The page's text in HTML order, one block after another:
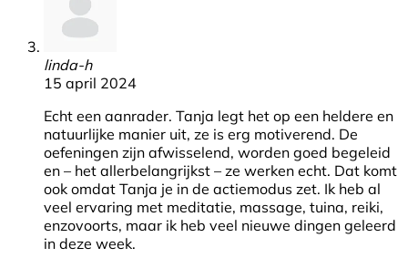
linda-h
15 april 2024
Echt een aanrader. Tanja legt het op een heldere en
natuurlijke manier uit, ze is erg motiverend. De
oefeningen zijn afwisselend, worden goed begeleid
en – het allerbelangrijkst – ze werken echt. Dat komt
ook omdat Tanja je in de actiemodus zet. Ik heb al
veel ervaring met meditatie, massage, tuina, reiki,
enzovoorts, maar ik heb veel nieuwe dingen geleerd
in deze week.